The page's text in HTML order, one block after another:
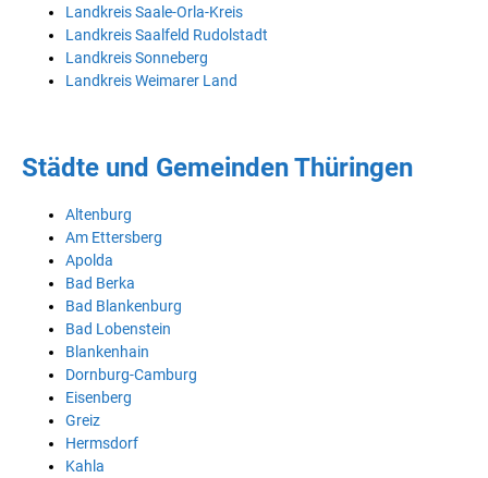
Landkreis Saale-Orla-Kreis
Landkreis Saalfeld Rudolstadt
Landkreis Sonneberg
Landkreis Weimarer Land
Städte und Gemeinden Thüringen
Altenburg
Am Ettersberg
Apolda
Bad Berka
Bad Blankenburg
Bad Lobenstein
Blankenhain
Dornburg-Camburg
Eisenberg
Greiz
Hermsdorf
Kahla